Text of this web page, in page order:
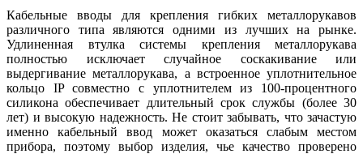
Кабельные вводы для крепления гибких металлорукавов
различного ти­па являются одними из лучших на рынке.
Удлиненная втулка системы крепления металлорукава
полностью исключает случайное соскакивание или
выдергивание металлорукава, а встроенное уплотнительное
кольцо IP совместно с уплотнителем из 100‑процентного
силикона обеспечивает длительный срок службы (более 30
лет) и высокую надежность. Не стоит забывать, что зачастую
именно кабельный ввод может оказаться слабым местом
прибора, поэтому выбор изделия, чье качество проверено